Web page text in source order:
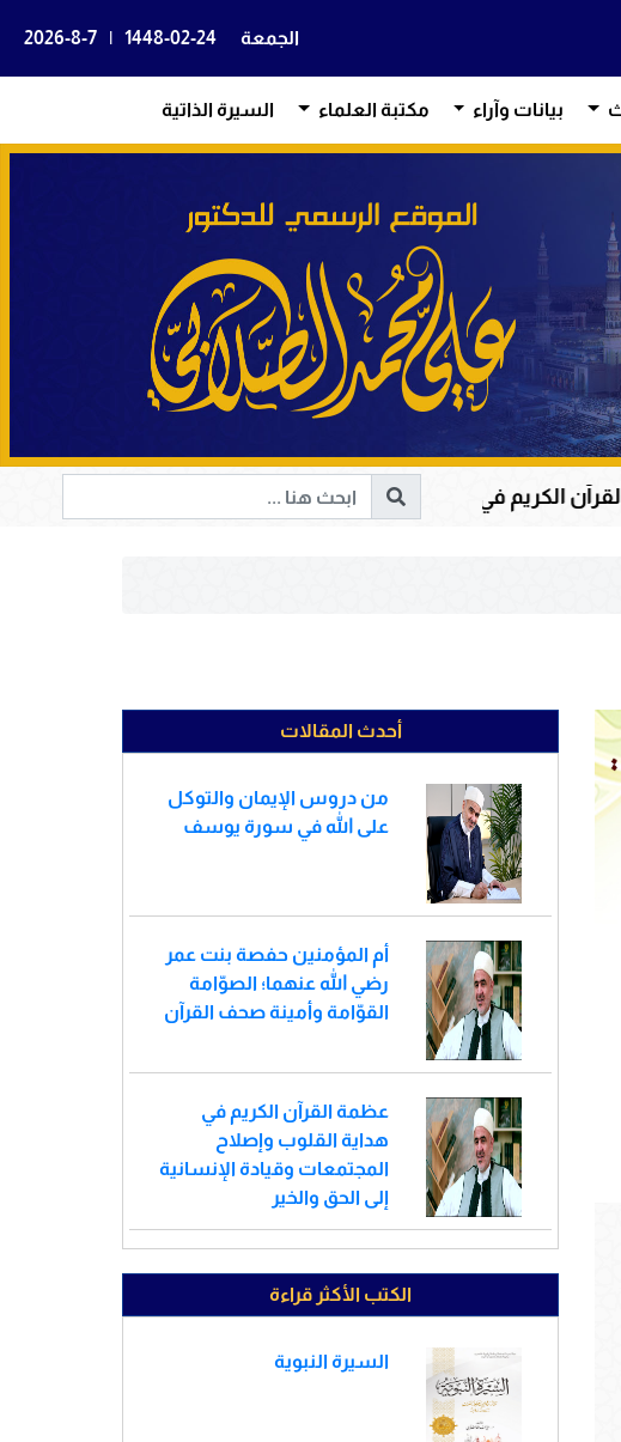
الجمعة 1448-02-24
|
2026-8-7
بيانات وآراء مكتبة العلماء السيرة الذاتية
القلوب وإصلاح المجتمعات وقيادة الإنسانية إلى الحق والخير
أحدث المقالات
من دروس الإيمان والتوكل
على الله في سورة يوسف
أم المؤمنين حفصة بنت عمر
رضي الله عنهما؛ الصوّامة
القوّامة وأمينة صحف القرآن
عظمة القرآن الكريم في
هداية القلوب وإصلاح
المجتمعات وقيادة الإنسانية
إلى الحق والخير
الكتب الأكثر قراءة
السيرة النبوية